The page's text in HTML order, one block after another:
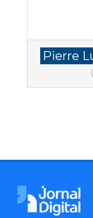
2026-
06-
Pierre